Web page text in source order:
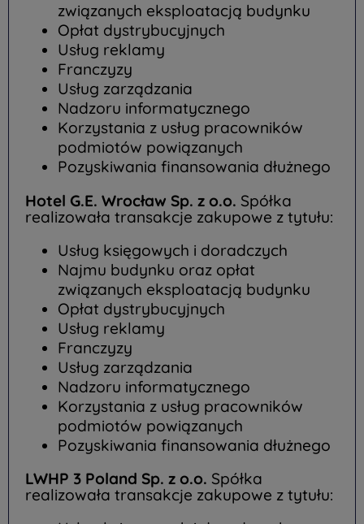
związanych eksploatacją budynku
Opłat dystrybucyjnych
Usług reklamy
Franczyzy
Usług zarządzania
Nadzoru informatycznego
Korzystania z usług pracowników
podmiotów powiązanych
Pozyskiwania finansowania dłużnego
Hotel G.E. Wrocław Sp. z o.o. Spółka
realizowała transakcje zakupowe z tytułu:
Usług księgowych i doradczych
Najmu budynku oraz opłat
związanych eksploatacją budynku
Opłat dystrybucyjnych
Usług reklamy
Franczyzy
Usług zarządzania
Nadzoru informatycznego
Korzystania z usług pracowników
podmiotów powiązanych
Pozyskiwania finansowania dłużnego
LWHP 3 Poland Sp. z o.o. Spółka
realizowała transakcje zakupowe z tytułu: